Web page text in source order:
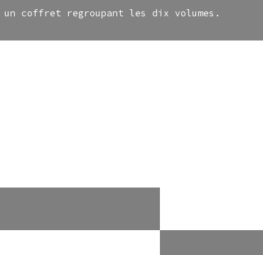
un coffret regroupant les dix volumes.